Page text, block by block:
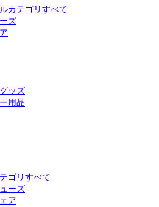
カテゴリすべて
ズ
ッズ
用品
ゴリすべて
ーズ
ア